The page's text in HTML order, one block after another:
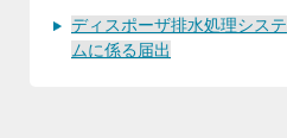
ディスポーザ排水処理システ
ムに係る届出